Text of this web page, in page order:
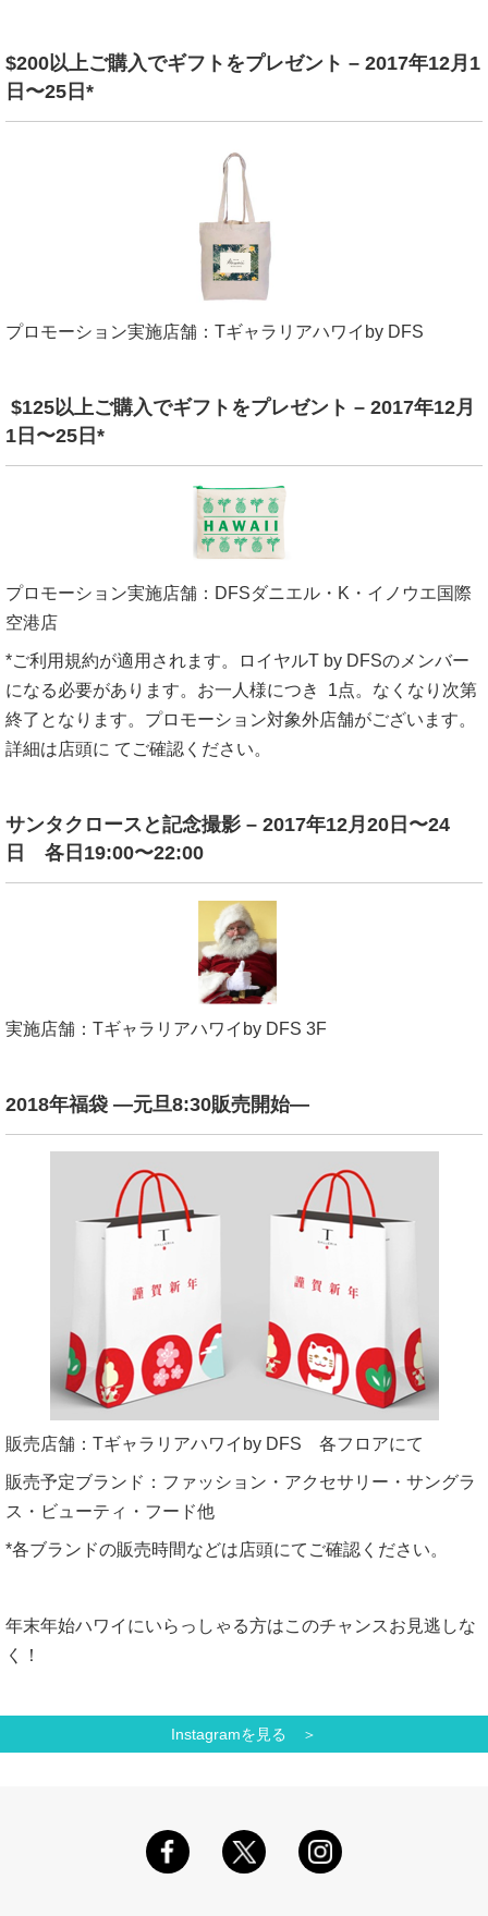
$200以上ご購入でギフトをプレゼント – 2017年12月1
日〜25日*
プロモーション実施店舗： Tギャラリアハワイ by DFS
$125以上ご購入でギフトをプレゼント – 2017年12月
1 日〜25 日*
プロモーション実施店舗： DFSダニエル・ K ・イノウエ国際
空港店
*ご利用規約が適用されます。ロイヤルT by DFSのメンバー
になる必要があります。お一人様につき 1点。なくなり次第
終了となります。プロモーション対象外店舗がございます。
詳細は店頭に てご確認ください。
サンタクロースと記念撮影 – 2017年12月 20 日〜24
日 各日 19:00〜22:00
実施店舗： Tギャラリアハワイ by DFS 3F
2018年福袋 —元旦8:30販売開始—
販売店舗： Tギャラリアハワイ by DFS 各フロアにて
販売予定ブランド：ファッション・アクセサリー・サングラ
ス・ビューティ・フード他
*各ブランドの販売時間などは店頭にてご確認ください。
年末年始ハワイにいらっしゃる方はこのチャンスお見逃しな
く！
Instagramを見る ＞